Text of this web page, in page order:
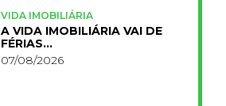
VIDA IMOBILIÁRIA
A VIDA IMOBILIÁRIA VAI DE
FÉRIAS…
07/08/2026